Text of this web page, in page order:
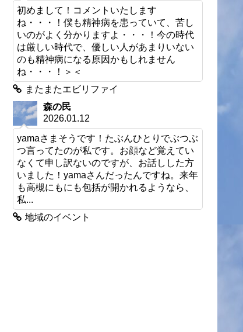
初めまして！コメントいたします
ね・・・！僕も精神病を患っていて、苦し
いのがよく分かりますよ・・・！今の時代
は厳しい時代で、優しい人があまりいない
のも精神病になる原因かもしれません
ね・・・！＞＜
またまたエビリファイ
森の民
2026.01.12
yamaさまそうです！たぶんひとりでぶつぶ
つ言ってたのが私です。お顔など覚えてい
なくて申し訳ないのですが、お話しした方
いました！yamaさんだったんですね。来年
も高槻にもにも包括が開かれるようなら、
私...
地域のイベント